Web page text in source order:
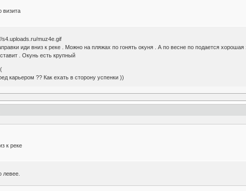
визита
иди вниз к реке . Можно на пляжах по гонять окуня . А по весне по подается хорошая
. Окунь есть крупный
карьером ?? Как ехать в сторону успенки ))
к реке
левее.